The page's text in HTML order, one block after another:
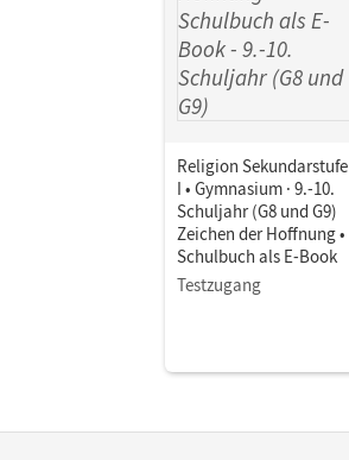
Religion Sekundarstufe
I • Gymnasium · 9.-10.
Schuljahr (G8 und G9)
Zeichen der Hoffnung •
Schulbuch als E-Book
Testzugang